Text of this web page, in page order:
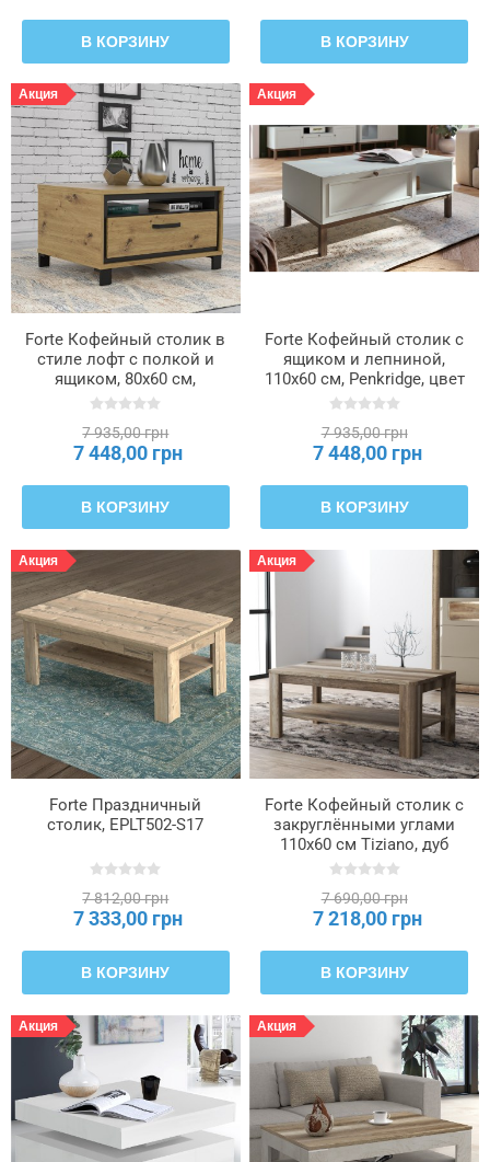
В КОРЗИНУ В КОРЗИНУ
Акция
Forte Кофейный столик в
стиле лофт с полкой и
ящиком, 80x60 см,
Trondheim, дуб Artisan/
C773
7 935,00 грн
7 448,00 грн
В КОРЗИНУ
Акция
Forte Кофейный столик с
ящиком и лепниной,
110x60 см, Penkridge, цвет
«Secret Grey»/«Dąb
M848
7 935,00 грн
7 448,00 грн
В КОРЗИНУ
Акция
Forte Праздничный
столик, EPLT502-S17
7 812,00 грн
7 333,00 грн
В КОРЗИНУ
Акция
Forte Кофейный столик с
закруглёнными углами
110x60 см Tiziano, дуб
античный, FLOT12-D39
7 690,00 грн
7 218,00 грн
В КОРЗИНУ
Акция Акция